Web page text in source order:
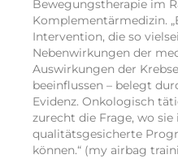
Bewegungstherapie im
Komplementärmedizin.
Intervention, die so
Nebenwirkungen der
Auswirkungen der
beeinflussen – belegt
Evidenz. Onkologisch
zurecht die Frage, wo
qualitätsgesicherte
können.“ (my airbag